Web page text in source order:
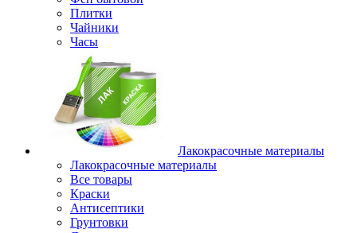
Плитки
Чайники
Часы
Лакокрасочные материалы
Лакокрасочные материалы
Все товары
Краски
Антисептики
Грунтовки